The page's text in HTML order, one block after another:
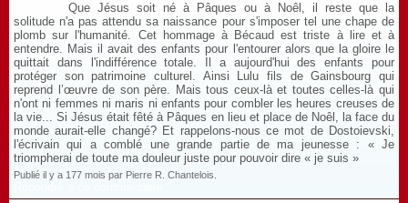
Que Jésus soit né à Pâques ou à Noêl, il reste que la
solitude n'a pas attendu sa naissance pour s'imposer tel une chape de
plomb sur l'humanité. Cet hommage à Bécaud est triste à lire et à
entendre. Mais il avait des enfants pour l'entourer alors que la gloire le
quittait dans l'indifférence totale. Il a aujourd'hui des enfants pour
protéger son patrimoine culturel. Ainsi Lulu fils de Gainsbourg qui
reprend l’œuvre de son père. Mais tous ceux-là et toutes celles-là qui
n'ont ni femmes ni maris ni enfants pour combler les heures creuses de
la vie... Si Jésus était fêté à Pâques en lieu et place de Noêl, la face du
monde aurait-elle changé? Et rappelons-nous ce mot de Dostoievski,
l'écrivain qui a comblé une grande partie de ma jeunesse : « Je
triompherai de toute ma douleur juste pour pouvoir dire « je suis »
Publié il y a 177 mois par Pierre R. Chantelois.